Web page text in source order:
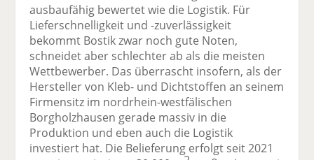
ausbaufähig bewertet wie die Logistik. Für
Lieferschnelligkeit und -zuverlässigkeit
bekommt Bostik zwar noch gute Noten,
schneidet aber schlechter ab als die meisten
Wettbewerber. Das überrascht insofern, als der
Hersteller von Kleb- und Dichtstoffen an seinem
Firmensitz im nordrhein-westfälischen
Borgholzhausen gerade massiv in die
Produktion und eben auch die Logistik
investiert hat. Die Belieferung erfolgt seit 2021